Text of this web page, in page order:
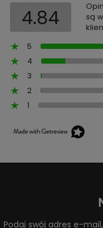
4.84
są
5
4
3
2
1
Podaj swój adres e-